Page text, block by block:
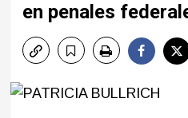
en penales